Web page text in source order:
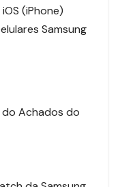
(iPhone)
Samsung
Achados do